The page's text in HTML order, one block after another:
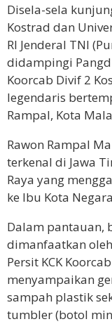
Disela-sela
Kostrad dan
RI Jenderal TNI
didampingi
Koorcab Divif 2
legendaris
Rampal, Kota
Rawon Rampal
terkenal di Jawa
Raya yang
ke Ibu Kota
Dalam pantauan,
dimanfaatkan
Persit KCK
menyampaikan
sampah plastik
tumbler (botol